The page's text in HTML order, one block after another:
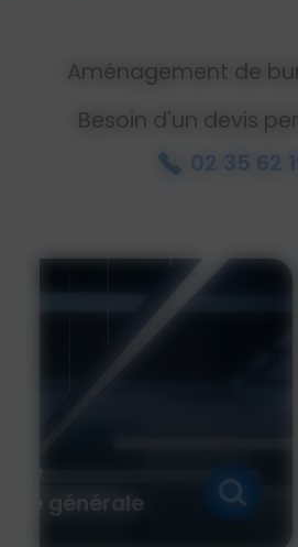
Aménagement de
Besoin d'un devis
incendie, risques
technologiques